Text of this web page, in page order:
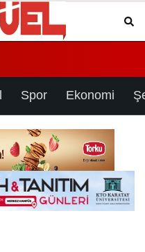
Spor Ekonomi